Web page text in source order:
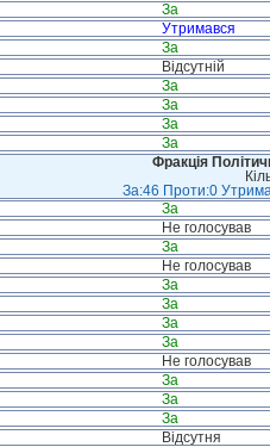
За
Утримався
За
Відсутній
За
За
За
За
Фракція
За:46 Проти:0
За
Не голосував
За
Не голосував
За
За
За
За
Не голосував
За
За
За
Відсутня